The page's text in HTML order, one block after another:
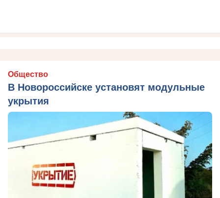
Общество
В Новороссийске установят модульные
укрытия